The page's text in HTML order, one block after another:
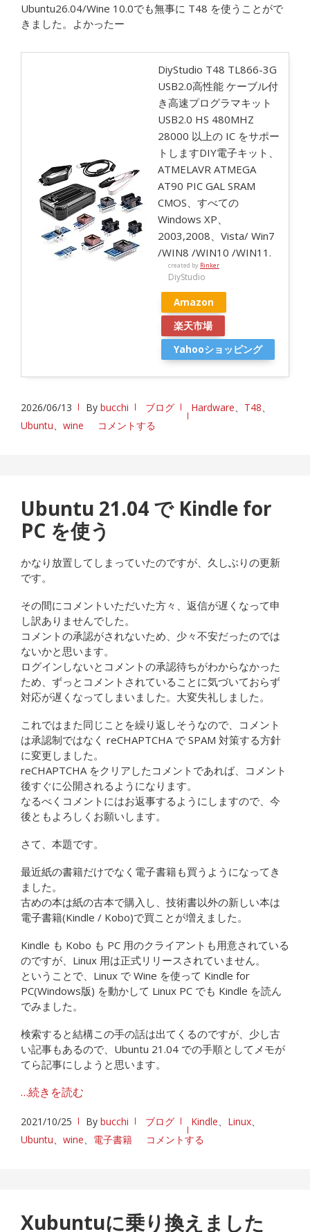
Ubuntu26.04/Wine 10.0でも無事に T48 を使うことがで
きました。よかったー
DiyStudio T48 TL866-3G
USB2.0高性能 ケーブル付
き高速プログラマキット
USB2.0 HS 480MHZ
28000 以上の IC をサポー
トしますDIY電子キット、
ATMELAVR ATMEGA
AT90 PIC GAL SRAM
CMOS、すべての
Windows XP、
2003,2008、Vista/ Win7
/WIN8 /WIN10 /WIN11.
created by Rinker
DiyStudio
Amazon
楽天市場
Yahooショッピング
2026/06/13 By bucchi ブログ Hardware、 T48、
Ubuntu、 wine コメントする
Ubuntu 21.04 で Kindle for
PC を使う
かなり放置してしまっていたのですが、久しぶりの更新
です。
その間にコメントいただいた方々、返信が遅くなって申
し訳ありませんでした。
コメントの承認がされないため、少々不安だったのでは
ないかと思います。
ログインしないとコメントの承認待ちがわからなかった
ため、ずっとコメントされていることに気づいておらず
対応が遅くなってしまいました。大変失礼しました。
これではまた同じことを繰り返しそうなので、コメント
は承認制ではなく reCHAPTCHA で SPAM 対策する方針
に変更しました。
reCHAPTCHA をクリアしたコメントであれば、コメント
後すぐに公開されるようになります。
なるべくコメントにはお返事するようにしますので、今
後ともよろしくお願いします。
さて、本題です。
最近紙の書籍だけでなく電子書籍も買うようになってき
ました。
古めの本は紙の古本で購入し、技術書以外の新しい本は
電子書籍(Kindle / Kobo)で買ことが増えました。
Kindle も Kobo も PC 用のクライアントも用意されている
のですが、Linux 用は正式リリースされていません。
ということで、Linux で Wine を使って Kindle for
PC(Windows版) を動かして Linux PC でも Kindle を読ん
でみました。
検索すると結構この手の話は出てくるのですが、少し古
い記事もあるので、Ubuntu 21.04 での手順としてメモが
てら記事にしようと思います。
…続きを読む
2021/10/25 By bucchi ブログ Kindle、 Linux、
Ubuntu、 wine、 電子書籍 コメントする
Xubuntuに乗り換えました